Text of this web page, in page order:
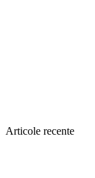
Articole recente